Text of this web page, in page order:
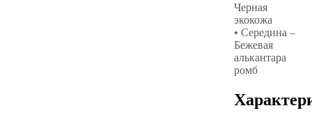
Черная
экокожа
• Середина –
Бежевая
алькантара
ромб